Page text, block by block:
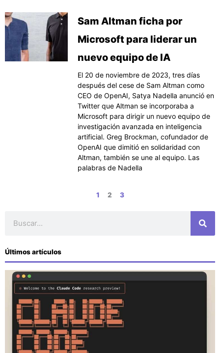
Sam Altman ficha por
Microsoft para liderar un
nuevo equipo de IA
El 20 de noviembre de 2023, tres días
después del cese de Sam Altman como
CEO de OpenAI, Satya Nadella anunció en
Twitter que Altman se incorporaba a
Microsoft para dirigir un nuevo equipo de
investigación avanzada en inteligencia
artificial. Greg Brockman, cofundador de
OpenAI que dimitió en solidaridad con
Altman, también se une al equipo. Las
palabras de Nadella
1 2 3
Últimos artículos